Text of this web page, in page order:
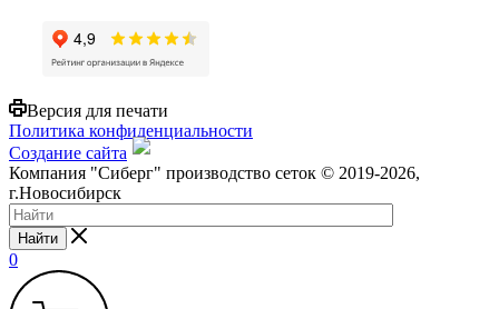
Версия для печати
Политика конфиденциальности
Создание сайта
Компания "Сиберг" производство сеток © 2019-2026,
г.Новосибирск
Найти
0